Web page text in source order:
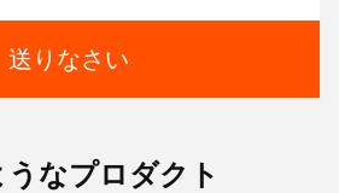
送りなさい
うなプロダクト